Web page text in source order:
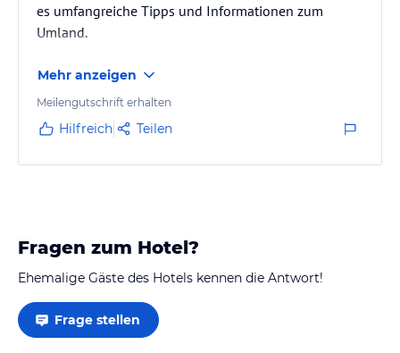
es umfangreiche Tipps und Informationen zum
Umland.
Mehr anzeigen
Meilengutschrift erhalten
Hilfreich Teilen
Fragen zum Hotel?
Ehemalige Gäste des Hotels kennen die Antwort!
Frage stellen